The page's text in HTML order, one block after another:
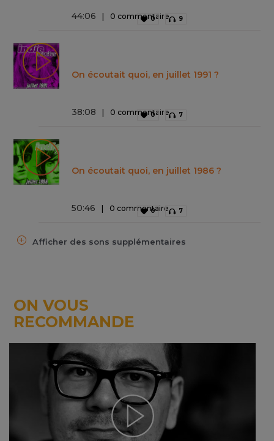
44:06 0 commentaire
0 9
On écoutait quoi, en juillet 1991 ?
38:08 0 commentaire
0 7
On écoutait quoi, en juillet 1986 ?
50:46 0 commentaire
0 7
Afficher des sons supplémentaires
ON VOUS
RECOMMANDE